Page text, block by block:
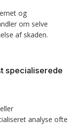
og
om selve
af skaden.
specialiserede
analyse ofte